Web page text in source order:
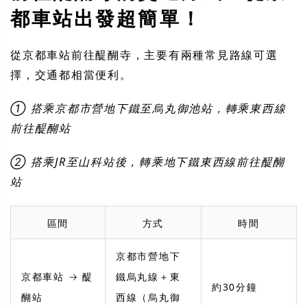
都車站出發超簡單！
從京都車站前往醍醐寺，主要有兩種常見路線可選
擇，交通都相當便利。
① 搭乘京都市營地下鐵至烏丸御池站，轉乘東西線
前往醍醐站
② 搭乘JR至山科站後，轉乘地下鐵東西線前往醍醐
站
區間 方式 時間
京都車站 → 醍
醐站
京都市營地下
鐵烏丸線＋東
西線（烏丸御
約30分鐘